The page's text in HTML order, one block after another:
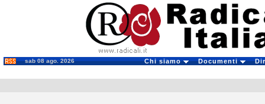
sab 08 ago. 2026 Chi siamo Documenti